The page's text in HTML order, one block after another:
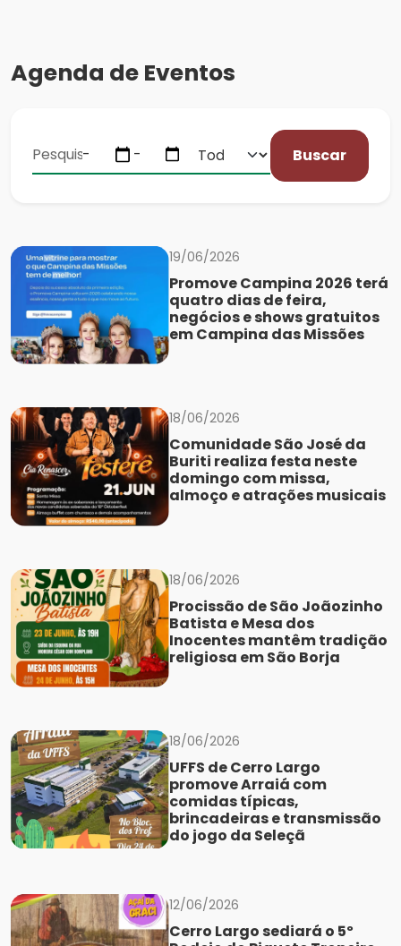
Agenda de Eventos
Buscar
19/06/2026
Promove Campina 2026 terá
quatro dias de feira,
negócios e shows gratuitos
em Campina das Missões
18/06/2026
Comunidade São José da
Buriti realiza festa neste
domingo com missa,
almoço e atrações musicais
18/06/2026
Procissão de São Joãozinho
Batista e Mesa dos
Inocentes mantêm tradição
religiosa em São Borja
18/06/2026
UFFS de Cerro Largo
promove Arraiá com
comidas típicas,
brincadeiras e transmissão
do jogo da Seleçã
12/06/2026
Cerro Largo sediará o 5º